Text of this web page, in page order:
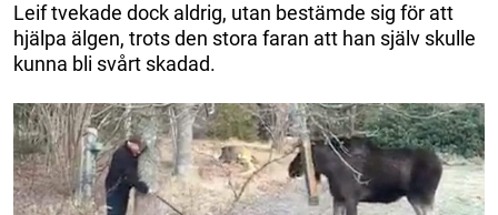
Leif tvekade dock aldrig, utan bestämde sig för att
hjälpa älgen, trots den stora faran att han själv skulle
kunna bli svårt skadad.